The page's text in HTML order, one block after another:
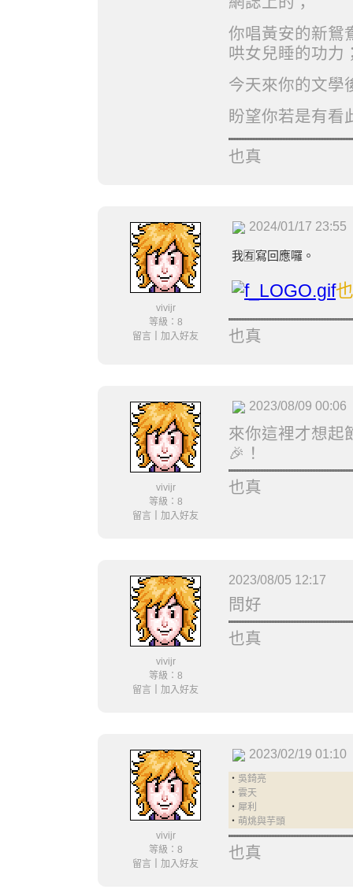
你唱黃安的新鴛
哄女兒睡的功力
今天來你的文學
盼望你若是有看
也真
vivijr
等級：8
留言
加入好友
2024/01/17 23:55
我🈶️寫回應囉。
也真
vivijr
等級：8
留言
加入好友
2023/08/09 00:06
來你這裡才想起
🎉！
也真
vivijr
等級：8
留言
加入好友
2023/08/05 12:17
問好
也真
vivijr
等級：8
留言
加入好友
2023/02/19 01:10
‧ 吳錡亮
‧ 雲天
‧ 犀利
‧ 萌烑與芋頭
也真